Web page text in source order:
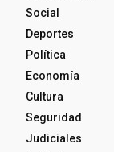
Social
Deportes
Política
Economía
Cultura
Seguridad
Judiciales